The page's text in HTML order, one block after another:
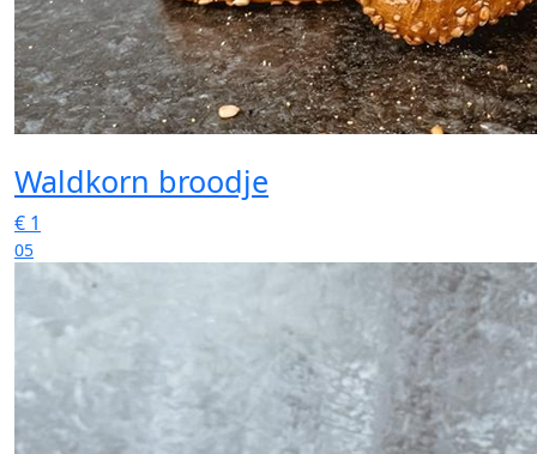
Waldkorn broodje
€ 1
05